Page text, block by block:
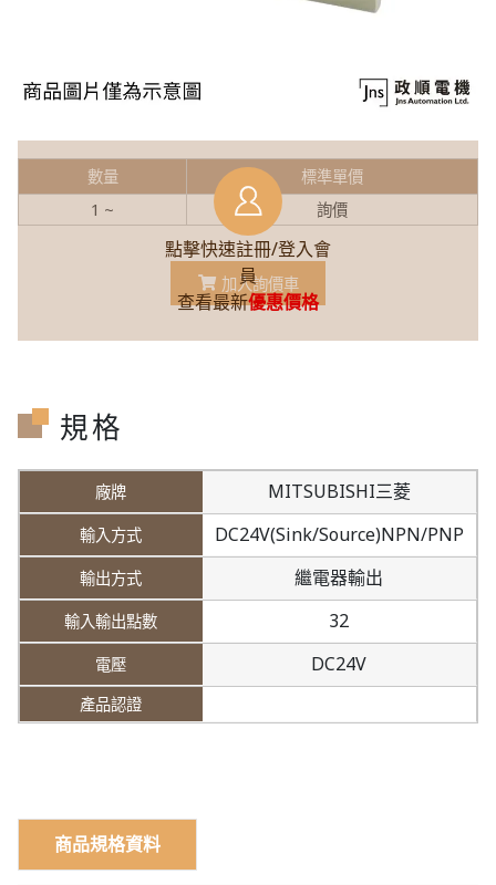
點擊快速註冊/登入會
員
查看最新優惠價格
數量
標準單價
1 ~
詢價
加入詢價車
規格
MITSUBISHI三菱
DC24V(Sink/Source)NPN/PNP
繼電器輸出
32
DC24V
商品規格資料